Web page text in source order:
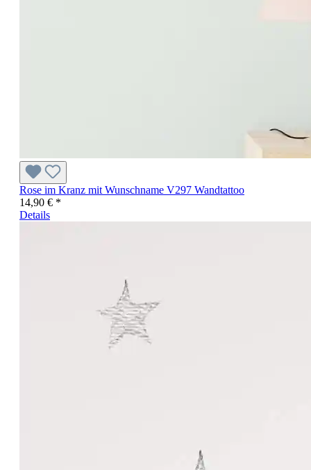
Rose im Kranz mit Wunschname V297 Wandtattoo
14,90 € *
Details